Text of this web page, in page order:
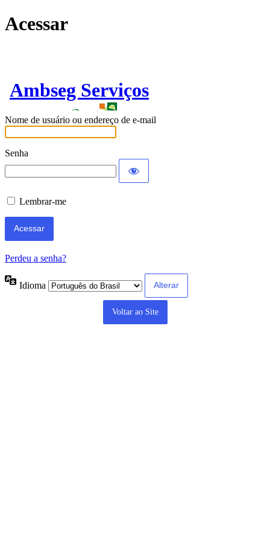
Acessar
Ambseg Serviços
Nome de usuário ou endereço de e-mail
Senha
Lembrar-me
Perdeu a senha?
Idioma
Voltar ao Site